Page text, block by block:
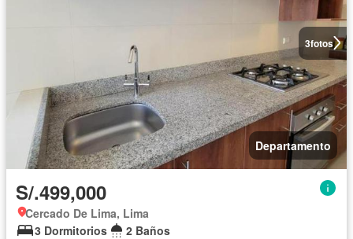
3fotos
Departamento
S/.499,000
Cercado De Lima, Lima
3 Dormitorios
2 Baños